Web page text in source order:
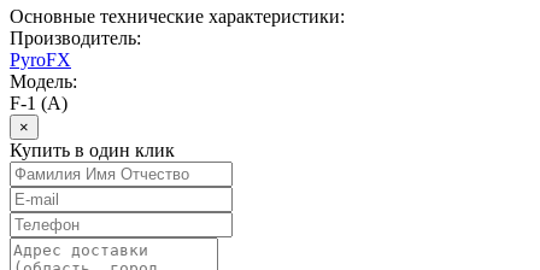
Основные технические характеристики:
Производитель:
PyroFX
Модель:
F-1 (А)
×
Купить в один клик